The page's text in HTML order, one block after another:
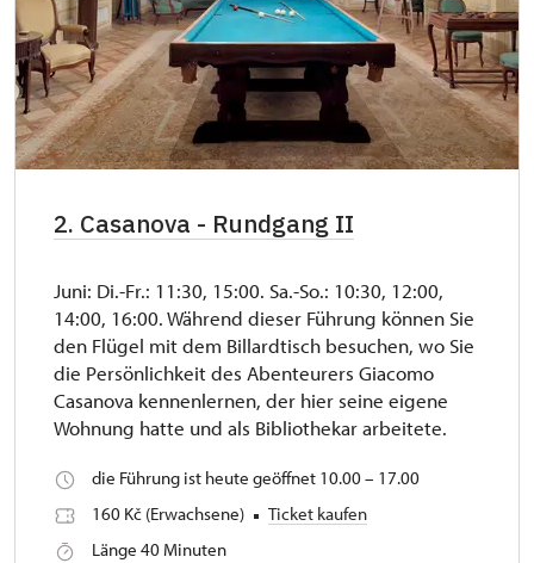
2. Casanova - Rundgang II
Juni: Di.-Fr.: 11:30, 15:00. Sa.-So.: 10:30, 12:00,
14:00, 16:00. Während dieser Führung können Sie
den Flügel mit dem Billardtisch besuchen, wo Sie
die Persönlichkeit des Abenteurers Giacomo
Casanova kennenlernen, der hier seine eigene
Wohnung hatte und als Bibliothekar arbeitete.
die Führung ist heute geöffnet 10.00 – 17.00
160 Kč (Erwachsene)
Ticket kaufen
Länge 40 Minuten